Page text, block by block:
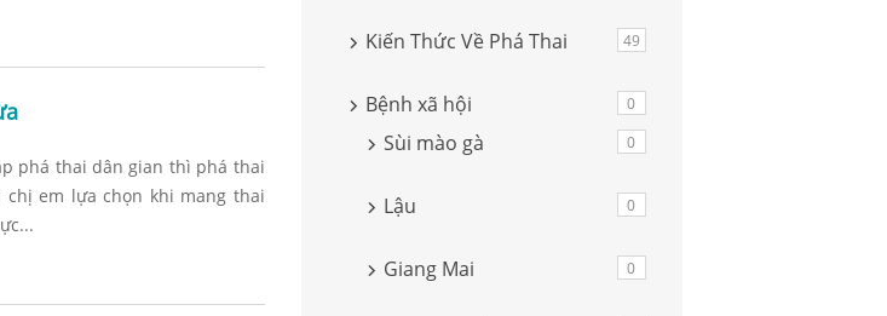
phá thai dân gian thì phá thai
em lựa chọn khi mang thai
Kiến Thức Về Phá Thai 49
Bệnh xã hội 0
Sùi mào gà 0
Lậu 0
Giang Mai 0